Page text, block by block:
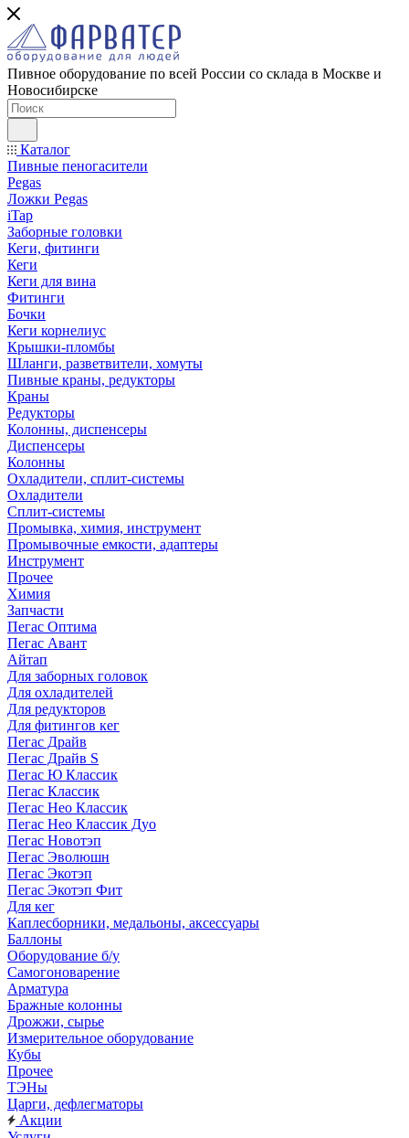
Пивное оборудование по всей России со склада в Москве и
Новосибирске
Каталог
Пивные пеногасители
Pegas
Ложки Pegas
iTap
Заборные головки
Кеги, фитинги
Кеги
Кеги для вина
Фитинги
Бочки
Кеги корнелиус
Крышки-пломбы
Шланги, разветвители, хомуты
Пивные краны, редукторы
Краны
Редукторы
Колонны, диспенсеры
Диспенсеры
Колонны
Охладители, сплит-системы
Охладители
Сплит-системы
Промывка, химия, инструмент
Промывочные емкости, адаптеры
Инструмент
Прочее
Химия
Запчасти
Пегас Оптима
Пегас Авант
Айтап
Для заборных головок
Для охладителей
Для редукторов
Для фитингов кег
Пегас Драйв
Пегас Драйв S
Пегас Ю Классик
Пегас Классик
Пегас Нео Классик
Пегас Нео Классик Дуо
Пегас Новотэп
Пегас Эволюшн
Пегас Экотэп
Пегас Экотэп Фит
Для кег
Каплесборники, медальоны, аксессуары
Баллоны
Оборудование б/у
Самогоноварение
Арматура
Бражные колонны
Дрожжи, сырье
Измерительное оборудование
Кубы
Прочее
ТЭНы
Царги, дефлегматоры
Акции